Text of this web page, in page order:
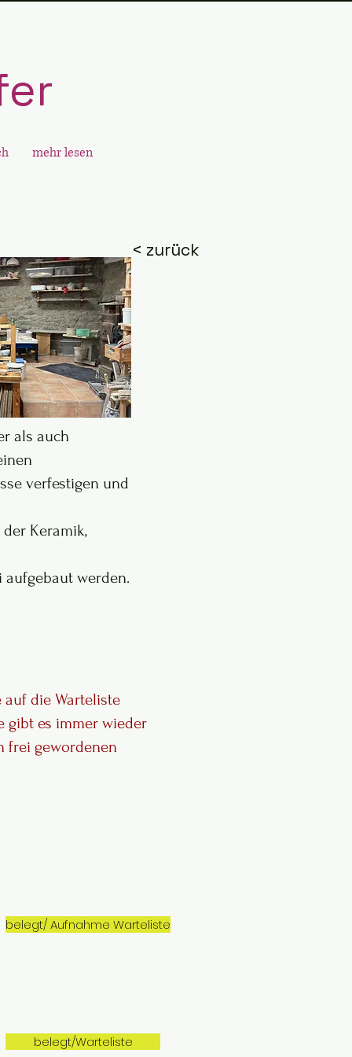
mehr lesen
< zurück
als auch
verfestigen und
Keramik,
aufgebaut werden.
belegt/ Aufnahme Warteliste
belegt/Warteliste
auf die Warteliste
gibt es immer wieder
frei gewordenen